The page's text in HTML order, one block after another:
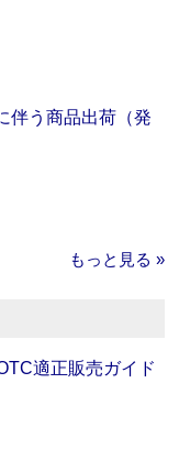
伴う商品出荷（発
もっと見る »
適正販売ガイド